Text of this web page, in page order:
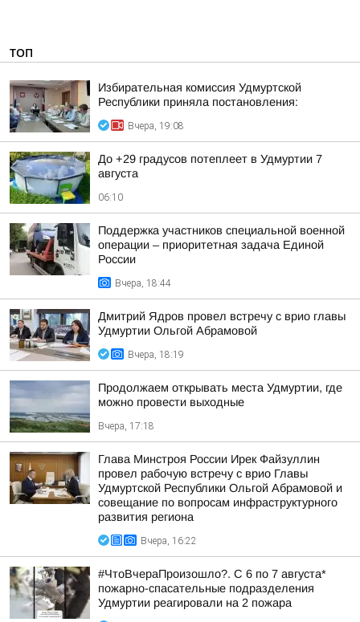
ТОП
Избирательная комиссия Удмуртской
Республики приняла постановления:
Вчера, 19:08
До +29 градусов потеплеет в Удмуртии 7
августа
06:10
Поддержка участников специальной военной
операции – приоритетная задача Единой
России
Вчера, 18:44
Дмитрий Ядров провел встречу с врио главы
Удмуртии Ольгой Абрамовой
Вчера, 18:19
Продолжаем открывать места Удмуртии, где
можно провести выходные
Вчера, 17:18
Глава Минстроя России Ирек Файзуллин
провел рабочую встречу с врио Главы
Удмуртской Республики Ольгой Абрамовой и
совещание по вопросам инфраструктурного
развития региона
Вчера, 16:22
#ЧтоВчераПроизошло?. С 6 по 7 августа*
пожарно-спасательные подразделения
Удмуртии реагировали на 2 пожара